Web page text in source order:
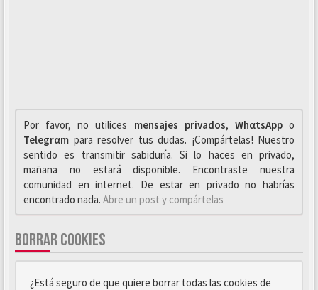
Por favor, no utilices mensajes privados, WhαtsAppo
Telegrαm para resolver tus dudas. ¡Compártelas! Nuestro
sentido es transmitir sabiduría. Si lo haces en privado,
mañana no estará disponible. Encontraste nuestra
comunidad en internet. De estar en privado no habrías
encontrado nada. Abre un post y compártelas
BORRAR COOKIES
¿Está seguro de que quiere borrar todas las cookies de